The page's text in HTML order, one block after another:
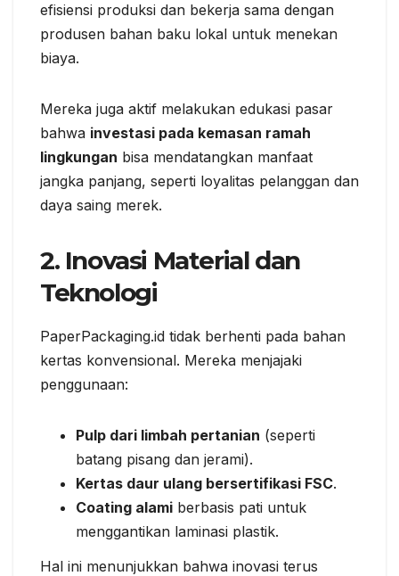
efisiensi produksi dan bekerja sama dengan
produsen bahan baku lokal untuk menekan
biaya.
Mereka juga aktif melakukan edukasi pasar
bahwa investasi pada kemasan ramah
lingkungan bisa mendatangkan manfaat
jangka panjang, seperti loyalitas pelanggan dan
daya saing merek.
2. Inovasi Material dan
Teknologi
PaperPackaging.id tidak berhenti pada bahan
kertas konvensional. Mereka menjajaki
penggunaan:
Pulp dari limbah pertanian (seperti
batang pisang dan jerami).
Kertas daur ulang bersertifikasi FSC.
Coating alami berbasis pati untuk
menggantikan laminasi plastik.
Hal ini menunjukkan bahwa inovasi terus